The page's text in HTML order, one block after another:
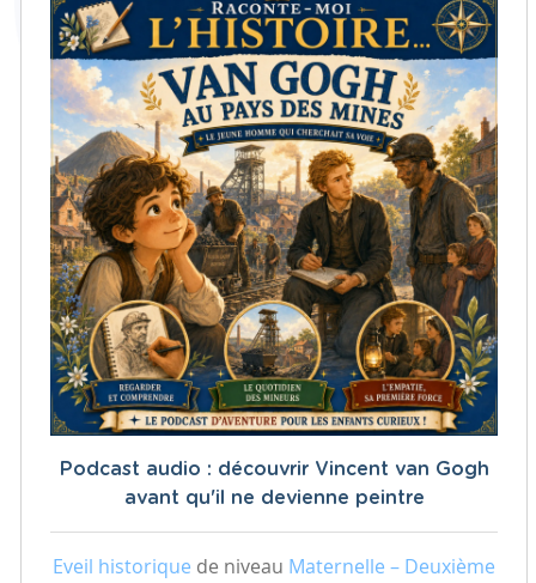
Podcast audio : découvrir Vincent van Gogh
avant qu'il ne devienne peintre
Eveil historique de niveau Maternelle – Deuxième